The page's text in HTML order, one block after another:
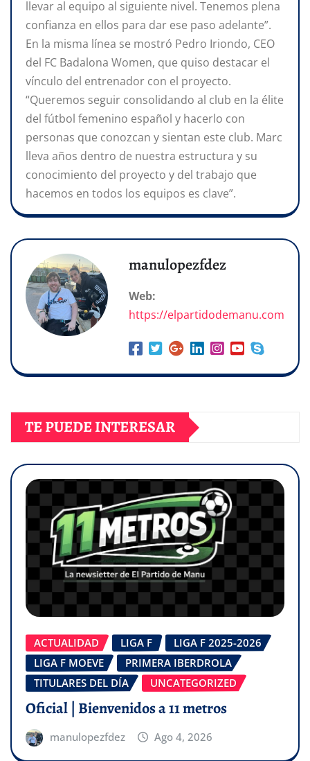
llevar al equipo al siguiente nivel. Tenemos plena
confianza en ellos para dar ese paso adelante”.
En la misma línea se mostró Pedro Iriondo, CEO
del FC Badalona Women, que quiso destacar el
vínculo del entrenador con el proyecto.
“Queremos seguir consolidando al club en la élite
del fútbol femenino español y hacerlo con
personas que conozcan y sientan este club. Marc
lleva años dentro de nuestra estructura y su
conocimiento del proyecto y del trabajo que
hacemos en todos los equipos es clave”.
manulopezfdez
Web:
https://elpartidodemanu.com
TE PUEDE INTERESAR
ACTUALIDAD LIGA F
LIGA F 2025-2026
LIGA F MOEVE
PRIMERA IBERDROLA
TITULARES DEL DÍA
UNCATEGORIZED
Oficial | Bienvenidos a 11 metros
manulopezfdez Ago 4, 2026